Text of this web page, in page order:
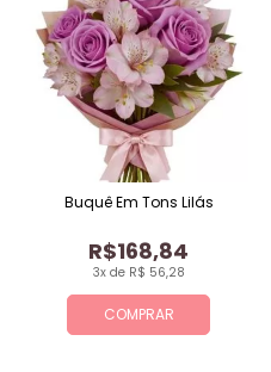
COMPRAR
3x de R$ 56,28
R$168,84
Buquê Em Tons Lilás